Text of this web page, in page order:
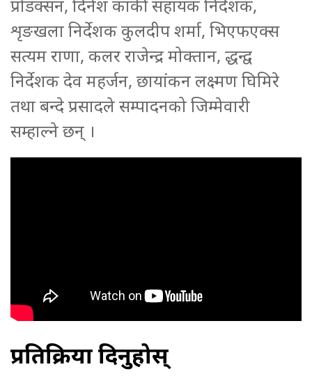
प्रोडक्सन, दिनेश कार्की सहायक निर्देशक,
शृङखला निर्देशक कुलदीप शर्मा, भिएफएक्स
सत्यम राणा, कलर राजेन्द्र मोक्तान, द्धन्द्व
निर्देशक देव महर्जन, छायांकन लक्ष्मण घिमिरे
तथा बन्दे प्रसादले सम्पादनको जिम्मेवारी
सम्हाल्ने छन् ।
प्रतिक्रिया दिनुहोस्